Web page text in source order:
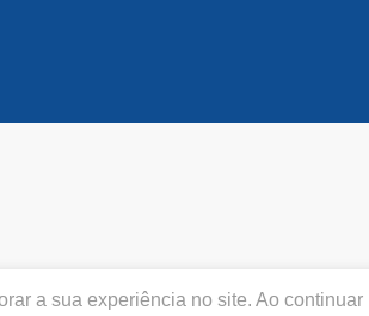
a sua experiência no site. Ao continuar